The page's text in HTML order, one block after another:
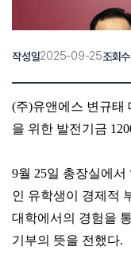
작성일2025-09-25조회수
(주)유앤에스 변규태
을 위한 발전기금
9월 25일 총장실에
인 유학생이 경제적
대학에서의 경험을
기부의 뜻을 전했다.